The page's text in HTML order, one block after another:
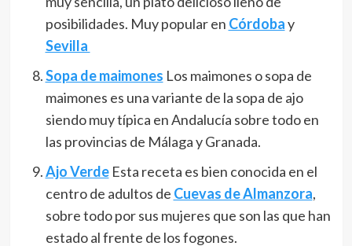
posibilidades. Muy popular en Córdobay
Sevilla
Sopa de maimones Los maimones o sopa de
maimones es una variante de la sopa de ajo
siendo muy típica en Andalucía sobre todo en
las provincias de Málaga y Granada.
Ajo Verde Esta receta es bien conocida en el
centro de adultos de Cuevas de Almanzora,
sobre todo por sus mujeres que son las que han
estado al frente de los fogones.